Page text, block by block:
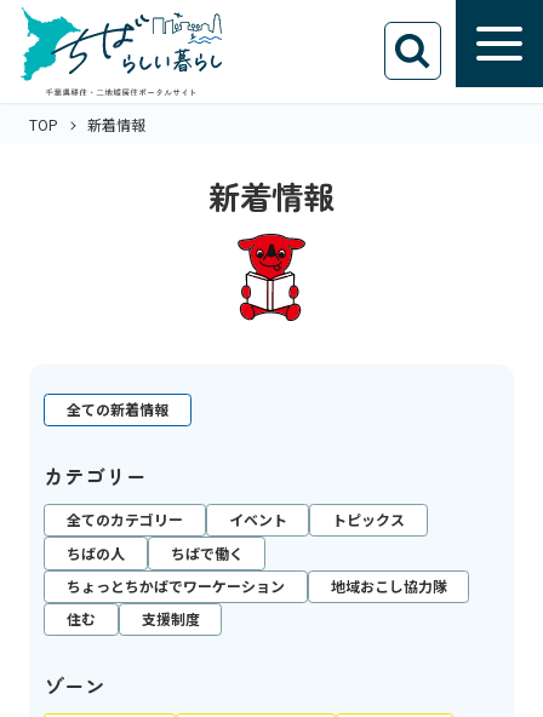
TOP 新着情報
新着情報
全ての新着情報
カテゴリー
全てのカテゴリー イベント
トピックス
ちばの人
ちばで働く
ちょっとちかばでワーケーション
地域おこし協力隊
住む
支援制度
ゾーン